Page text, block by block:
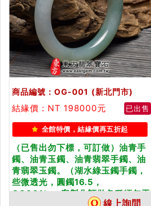
商品編號：OG-001 (新北門市)
結緣價：NT 198000元
已出售
全館特價，結緣價再五折起
（已售出勿下標，可訂做）油青手
鐲、油青玉鐲、油青翡翠手鐲、油
青翡翠玉鐲。（湖水綠玉鐲手鐲，
些微透光，圓鐲16.5，
OG001）。客製化訂做各種緬甸玉
線上詢問